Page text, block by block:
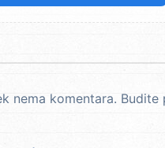
nema komentara. Budite